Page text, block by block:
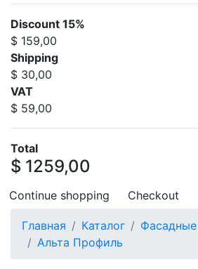
Discount 15%
$ 159,00
Shipping
$ 30,00
VAT
$ 59,00
Total
$ 1259,00
Continue shopping Checkout
Главная Каталог
Фасадные
Альта Профиль